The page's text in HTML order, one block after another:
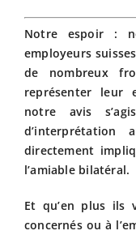
Notre espoir :
employeurs
de nombreux
représenter leur
notre avis
directement
l’amiable bilatéral.
Et qu’en plus ils
concernés ou à